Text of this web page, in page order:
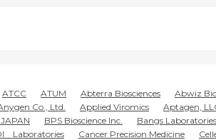
ATCC ATUM Abterra Biosciences Abwiz
Co., Ltd. Applied Viromics Aptagen,
BPS Bioscience Inc. Bangs
Laboratories Cancer Precision Medicine